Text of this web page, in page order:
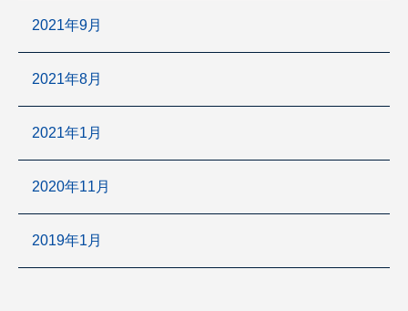
2021年9月
2021年8月
2021年1月
2020年11月
2019年1月